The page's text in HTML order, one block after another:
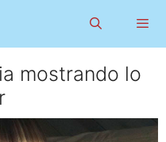
Menú
mostrando lo